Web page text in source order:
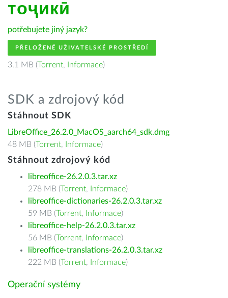
тоҷикӣ
potřebujete jiný jazyk?
PŘELOŽENÉ UŽIVATELSKÉ PROSTŘEDÍ
3.1 MB (Torrent, Informace)
SDK a zdrojový kód
Stáhnout SDK
LibreOffice_26.2.0_MacOS_aarch64_sdk.dmg
48 MB (Torrent, Informace)
Stáhnout zdrojový kód
libreoffice-26.2.0.3.tar.xz
278 MB (Torrent, Informace)
libreoffice-dictionaries-26.2.0.3.tar.xz
59 MB (Torrent, Informace)
libreoffice-help-26.2.0.3.tar.xz
56 MB (Torrent, Informace)
libreoffice-translations-26.2.0.3.tar.xz
222 MB (Torrent, Informace)
Operační systémy